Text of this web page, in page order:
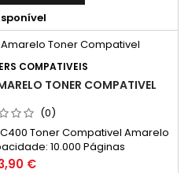
COMPATIVEIS
TONER COMPATIVEL
(0)
C400 Toner Compativel Amarelo
10.000 Páginas
€